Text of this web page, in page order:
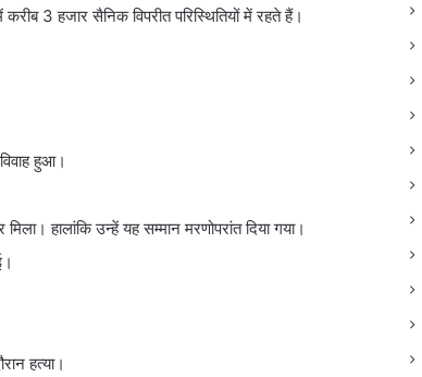
3 हजार सैनिक विपरीत परिस्थितियों में रहते हैं।
हुआ।
हालांकि उन्हें यह सम्मान मरणोपरांत दिया गया।
हत्या।